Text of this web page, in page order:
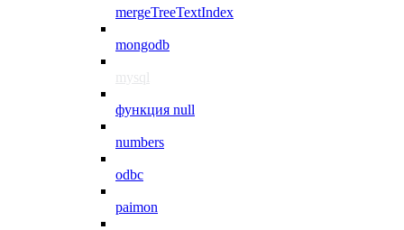
mergeTreeTextIndex
mongodb
mysql
функция null
numbers
odbc
paimon